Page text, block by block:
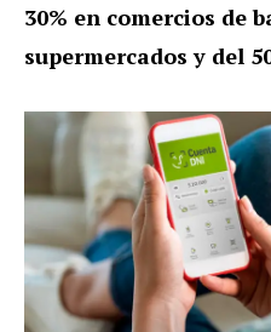
30% en comercios de
supermercados y del